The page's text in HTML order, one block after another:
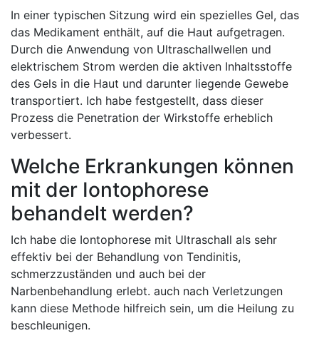
In‌ einer ​typischen Sitzung wird ein spezielles​ Gel,‍ das
das Medikament enthält, auf‌ die Haut aufgetragen.
Durch die ​Anwendung⁤ von ⁤Ultraschallwellen und
elektrischem ⁢Strom ⁢werden die aktiven ⁤Inhaltsstoffe
des Gels in‌ die Haut und ​darunter liegende Gewebe
⁣transportiert. Ich habe festgestellt, dass ​dieser
Prozess⁢ die⁤ Penetration​ der Wirkstoffe erheblich
verbessert.
Welche Erkrankungen können
mit der ‌Iontophorese‌
behandelt ​werden?
Ich ‍habe die‌ Iontophorese mit ⁣Ultraschall als sehr
effektiv bei der Behandlung von Tendinitis,
‌schmerzzuständen und auch bei der
Narbenbehandlung erlebt. auch nach ⁢Verletzungen​
kann‌ diese Methode hilfreich sein, ⁤um die⁣ Heilung zu
beschleunigen.